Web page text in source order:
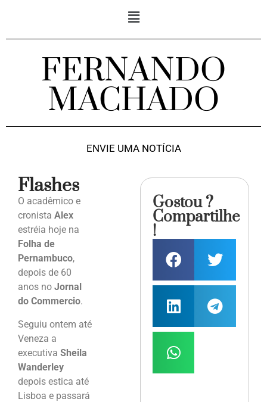
FERNANDO
MACHADO
ENVIE UMA NOTÍCIA
Flashes
O acadêmico e
cronista Alex
estréia hoje na
Folha de
Pernambuco,
depois de 60
anos no Jornal
do Commercio.
Seguiu ontem até
Veneza a
executiva Sheila
Wanderley
depois estica até
Lisboa e passará
Gostou ?
Compartilhe
!